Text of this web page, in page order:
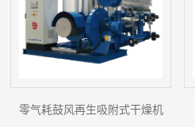
零气耗鼓风再生吸附式干燥机